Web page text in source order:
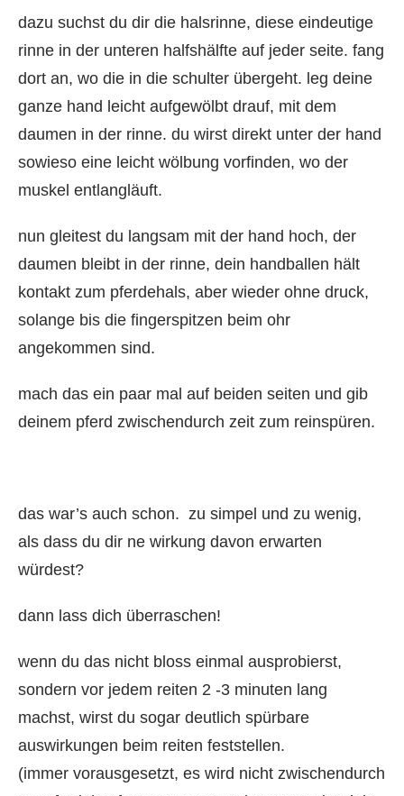
dazu suchst du dir die halsrinne, diese eindeutige
rinne in der unteren halfshälfte auf jeder seite. fang
dort an, wo die in die schulter übergeht. leg deine
ganze hand leicht aufgewölbt drauf, mit dem
daumen in der rinne. du wirst direkt unter der hand
sowieso eine leicht wölbung vorfinden, wo der
muskel entlangläuft.
nun gleitest du langsam mit der hand hoch, der
daumen bleibt in der rinne, dein handballen hält
kontakt zum pferdehals, aber wieder ohne druck,
solange bis die fingerspitzen beim ohr
angekommen sind.
mach das ein paar mal auf beiden seiten und gib
deinem pferd zwischendurch zeit zum reinspüren.
das war’s auch schon. zu simpel und zu wenig,
als dass du dir ne wirkung davon erwarten
würdest?
dann lass dich überraschen!
wenn du das nicht bloss einmal ausprobierst,
sondern vor jedem reiten 2 -3 minuten lang
machst, wirst du sogar deutlich spürbare
auswirkungen beim reiten feststellen.
(immer vorausgesetzt, es wird nicht zwischendurch